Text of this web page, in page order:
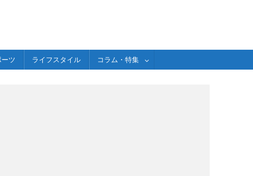
ツ ライフスタイル コラム・特集